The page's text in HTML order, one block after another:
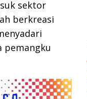
sektor
berkreasi
pemangku